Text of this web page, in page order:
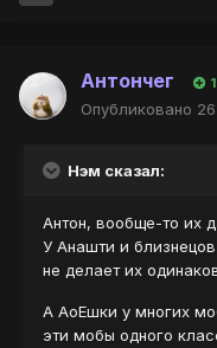
Антончег 1
Опубликовано
Нэм сказал:
Антон, вообще-то их
У Анашти и
не делает их
А АоЕшки у многих
эти мобы одного